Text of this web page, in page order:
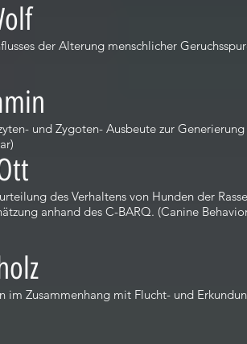
der Alterung menschlicher
und Zygoten- Ausbeute zur
des Verhaltens von Hunden der
anhand des C-BARQ. (Canine
im Zusammenhang mit Flucht- und